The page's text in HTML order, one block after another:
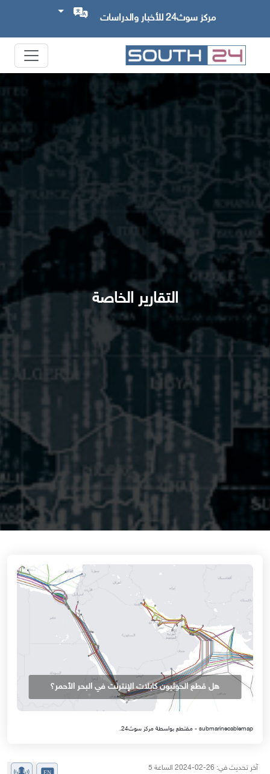
مركز سوث24 للأخبار والدراسات
التقارير الخاصة
هل قطع الحوثيون كابلات الإنترنت في البحر الأحمر؟
submarinecablemap - مقتطع بواسطة مركز سوث24.
آخر تحديث في: 26-02-2024 الساعة 5